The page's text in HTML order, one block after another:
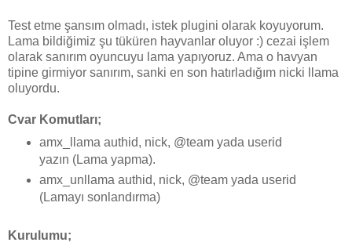
Test etme şansım olmadı, istek plugini olarak koyuyorum.
Lama bildiğimiz şu tüküren hayvanlar oluyor :) cezai işlem
olarak sanırım oyuncuyu lama yapıyoruz. Ama o havyan
tipine girmiyor sanırım, sanki en son hatırladığım nicki llama
oluyordu.
Cvar Komutları;
amx_llama authid, nick, @team yada userid
yazın (Lama yapma).
amx_unllama authid, nick, @team yada userid
(Lamayı sonlandırma)
Kurulumu;